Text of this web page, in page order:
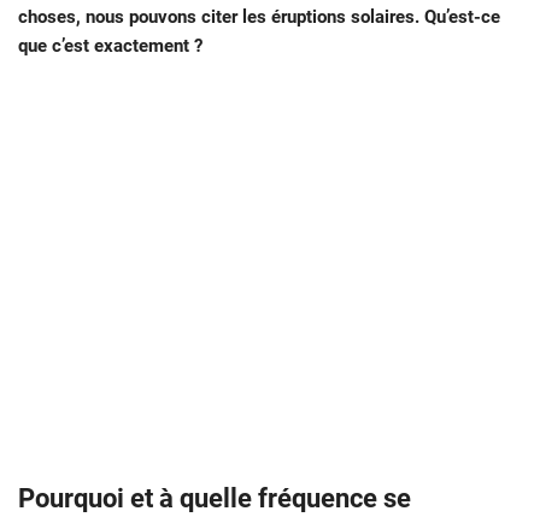
choses, nous pouvons citer les éruptions solaires. Qu’est-ce
que c’est exactement ?
Pourquoi et à quelle fréquence se